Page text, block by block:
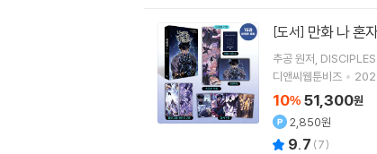
[도서] 만화 나 혼
추공원저
디앤씨웹툰비즈
10% 51,300원
2,850원
9.7 (7)